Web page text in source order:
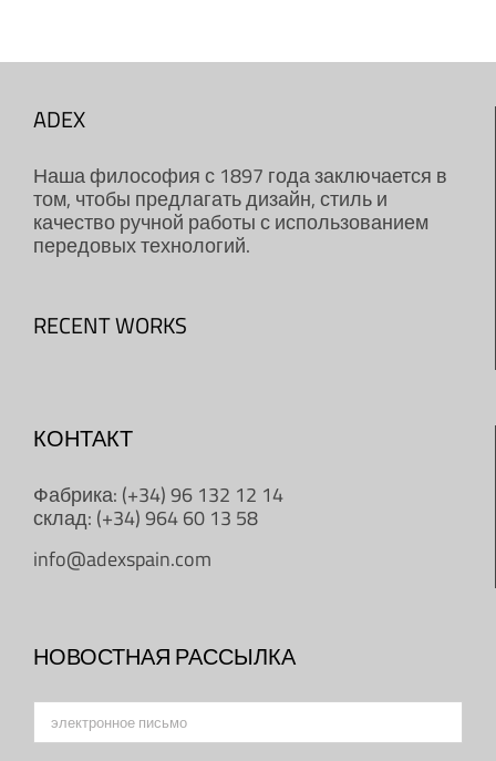
ADEX
Наша философия с 1897 года заключается в
том, чтобы предлагать дизайн, стиль и
качество ручной работы с использованием
передовых технологий.
RECENT WORKS
КОНТАКТ
Фабрика: (+34) 96 132 12 14
склад: (+34) 964 60 13 58
info@adexspain.com
НОВОСТНАЯ РАССЫЛКА